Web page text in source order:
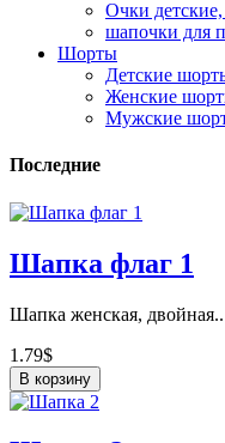
Очки
шапочки для
Шорты
Детские
Женские
Мужские
Последние
Шапка флаг 1
Шапка женская, двойная..
1.79$
В корзину